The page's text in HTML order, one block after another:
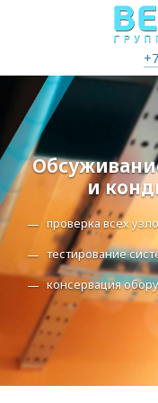
и
проверка всех
тестирование
консервация